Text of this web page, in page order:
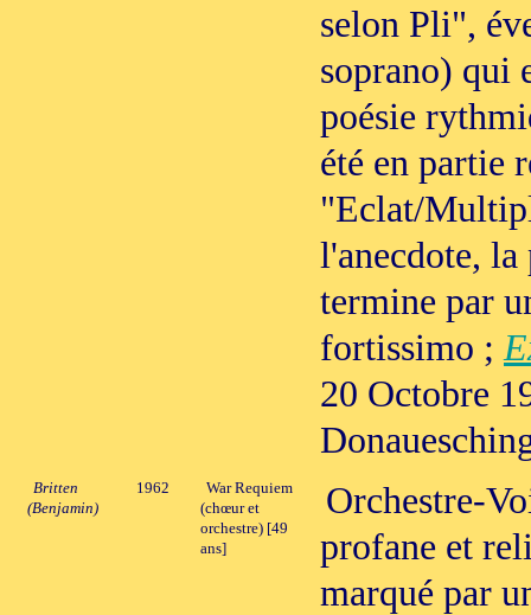
selon Pli",
soprano) qui
poésie
été en partie
"Eclat/
l'anecdote, la
termine par
fortissimo ;
20 Octobre
Britten
(Benjamin)
1962
War Requiem
(chœur et
orchestre) [49
ans]
Orchestre-
profane et
marqué par